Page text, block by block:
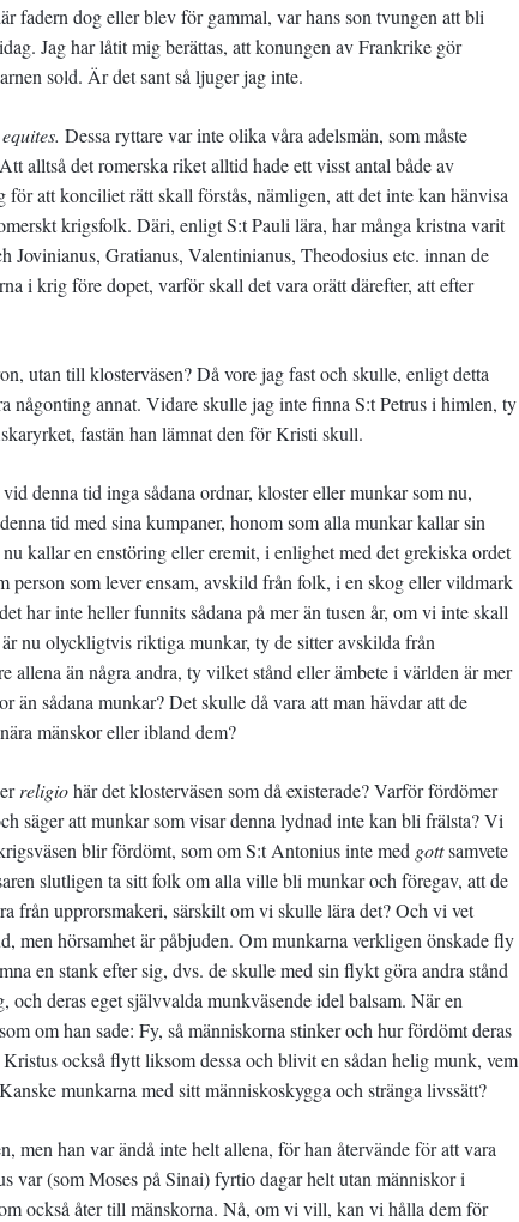
fadern dog eller blev för gammal, var hans son tvungen att bli
Jag har låtit mig berättas, att konungen av Frankrike gör
sold. Är det sant så ljuger jag inte.
equites. Dessa ryttare var inte olika våra adelsmän, som måste
alltså det romerska riket alltid hade ett visst antal både av
att konciliet rätt skall förstås, nämligen, att det inte kan hänvisa
krigsfolk. Däri, enligt S:t Pauli lära, har många kristna varit
Gratianus, Valentinianus, Theodosius etc. innan de
i krig före dopet, varför skall det vara orätt därefter, att efter
utan till klosterväsen? Då vore jag fast och skulle, enligt detta
annat. Vidare skulle jag inte finna S:t Petrus i himlen, ty
fastän han lämnat den för Kristi skull.
denna tid inga sådana ordnar, kloster eller munkar som nu,
tid med sina kumpaner, honom som alla munkar kallar sin
kallar en enstöring eller eremit, i enlighet med det grekiska ordet
person som lever ensam, avskild från folk, i en skog eller vildmark
har inte heller funnits sådana på mer än tusen år, om vi inte skall
nu olyckligtvis riktiga munkar, ty de sitter avskilda från
allena än några andra, ty vilket stånd eller ämbete i världen är mer
sådana munkar? Det skulle då vara att man hävdar att de
mänskor eller ibland dem?
religiohär det klosterväsen som då existerade? Varför fördömer
säger att munkar som visar denna lydnad inte kan bli frälsta? Vi
blir fördömt, som om S:t Antonius inte med gottsamvete
slutligen ta sitt folk om alla ville bli munkar och föregav, att de
från upprorsmakeri, särskilt om vi skulle lära det? Och vi vet
men hörsamhet är påbjuden. Om munkarna verkligen önskade fly
en stank efter sig, dvs. de skulle med sin flykt göra andra stånd
deras eget självvalda munkväsende idel balsam. När en
om han sade: Fy, så människorna stinker och hur fördömt deras
också flytt liksom dessa och blivit en sådan helig munk, vem
munkarna med sitt människoskygga och stränga livssätt?
men han var ändå inte helt allena, för han återvände för att vara
var (som Moses på Sinai) fyrtio dagar helt utan människor i
också åter till mänskorna. Nå, om vi vill, kan vi hålla dem för